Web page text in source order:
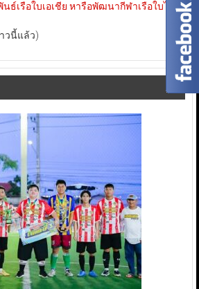
ธ์เรือใบเอเชีย หารือพัฒนากีฬาเรือใบไทย-
วนี้แล้ว)